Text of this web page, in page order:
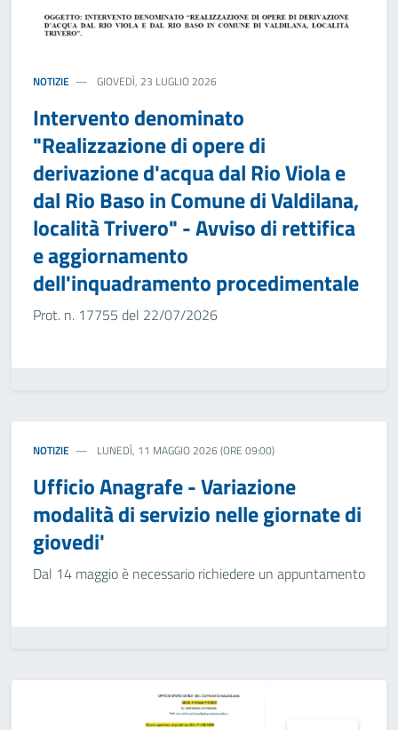
NOTIZIE GIOVEDÌ, 23 LUGLIO 2026
Intervento denominato
"Realizzazione di opere di
derivazione d'acqua dal Rio Viola e
dal Rio Baso in Comune di Valdilana,
località Trivero" - Avviso di rettifica
e aggiornamento
dell'inquadramento procedimentale
Prot. n. 17755 del 22/07/2026
NOTIZIE LUNEDÌ, 11 MAGGIO 2026 (ORE 09:00)
Ufficio Anagrafe - Variazione
modalità di servizio nelle giornate di
giovedi'
Dal 14 maggio è necessario richiedere un appuntamento